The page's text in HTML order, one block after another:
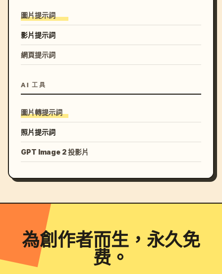
圖片提示詞
影片提示詞
網頁提示詞
AI 工具
圖片轉提示詞
照片提示詞
GPT Image 2 投影片
為創作者而生，永久免
费。